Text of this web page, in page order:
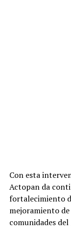
Con esta
Actopan da
fortalecimiento
mejoramiento
comunidades